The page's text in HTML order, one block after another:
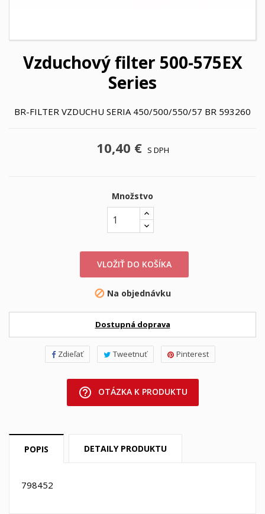
Vzduchový filter 500-575EX
Series
BR-FILTER VZDUCHU SERIA 450/500/550/57 BR 593260
10,40 € S DPH
Množstvo
VLOŽIŤ DO KOŠÍKA
 Na objednávku
Dostupná doprava
Zdieľať Tweetnuť Pinterest
help_outline OTÁZKA K PRODUKTU
POPIS DETAILY PRODUKTU
798452